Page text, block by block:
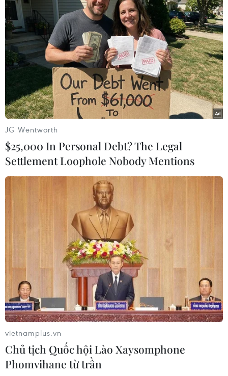
#Xe khách #Kinh doanh vận tải
#Đình chỉ
#Vi phạm
#Sở Giao thông Vận tải
#Bến xe
#Thanh tra giao thông vận tải
#Xí nghiệp xe khách
TP. Hà Nội
TIN LIÊN QUAN
JG Wentworth
$25,000 In Personal Debt? The Legal
Settlement Loophole Nobody Mentions
vietnamplus.vn
Chủ tịch Quốc hội Lào Xaysomphone
Phomvihane từ trần